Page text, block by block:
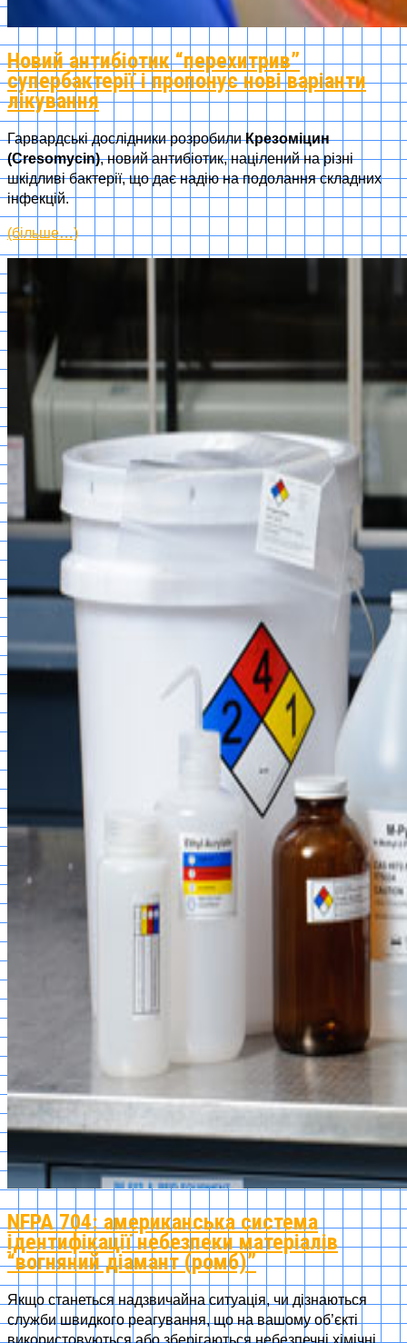
Новий антибіотик “перехитрив”
супербактерії і пропонує нові варіанти
лікування
Гарвардські дослідники розробилиКрезоміцин
(Cresomycin), новий антибіотик, націлений на різні
шкідливі бактерії, що дає надію на подолання складних
інфекцій.
(більше…)
NFPA 704: американська система
ідентифікації небезпеки матеріалів
“вогняний діамант (ромб)”
Якщо станеться надзвичайна ситуація, чи дізнаються
служби швидкого реагування, що на вашому об’єкті
використовуються або зберігаються небезпечні хімічні